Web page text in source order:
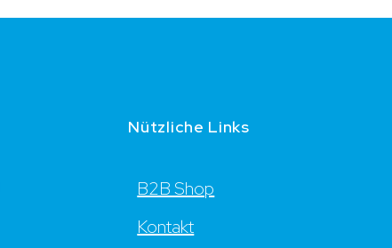
Nützliche Links
B2B Shop
Kontakt